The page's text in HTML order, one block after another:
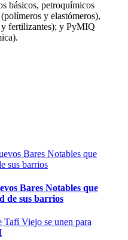
básicos, petroquímicos
y elastómeros),
fertilizantes); y PyMIQ
Bares Notables que
de sus barrios